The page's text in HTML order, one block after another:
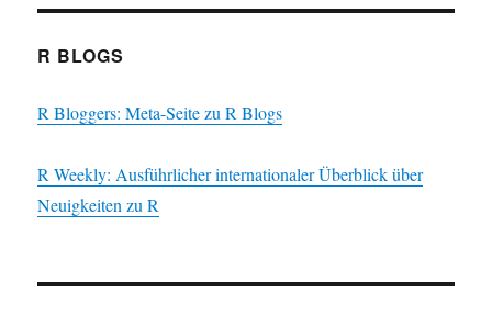
R BLOGS
R Bloggers: Meta-Seite zu R Blogs
R Weekly: Ausführlicher internationaler Überblick über
Neuigkeiten zu R